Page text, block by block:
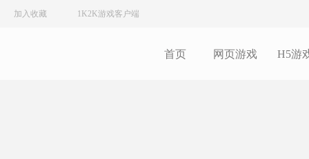
加入收藏 1K2K游戏客户端
首页 网页游戏 H5游